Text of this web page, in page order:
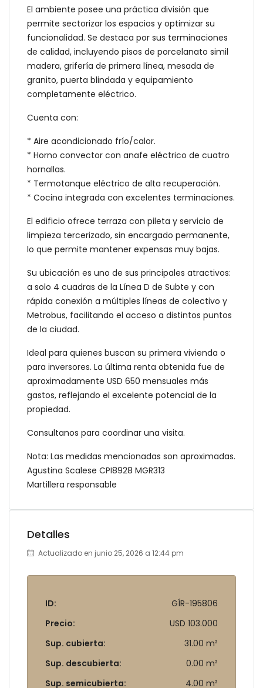
El ambiente posee una práctica división que
permite sectorizar los espacios y optimizar su
funcionalidad. Se destaca por sus terminaciones
de calidad, incluyendo pisos de porcelanato simil
madera, grifería de primera línea, mesada de
granito, puerta blindada y equipamiento
completamente eléctrico.
Cuenta con:
* Aire acondicionado frío/calor.
* Horno convector con anafe eléctrico de cuatro
hornallas.
* Termotanque eléctrico de alta recuperación.
* Cocina integrada con excelentes terminaciones.
El edificio ofrece terraza con pileta y servicio de
limpieza tercerizado, sin encargado permanente,
lo que permite mantener expensas muy bajas.
Su ubicación es uno de sus principales atractivos:
a solo 4 cuadras de la Línea D de Subte y con
rápida conexión a múltiples líneas de colectivo y
Metrobus, facilitando el acceso a distintos puntos
de la ciudad.
Ideal para quienes buscan su primera vivienda o
para inversores. La última renta obtenida fue de
aproximadamente USD 650 mensuales más
gastos, reflejando el excelente potencial de la
propiedad.
Consultanos para coordinar una visita.
Nota: Las medidas mencionadas son aproximadas.
Agustina Scalese CPI8928 MGR313
Martillera responsable
Detalles
Actualizado en junio 25, 2026 a 12:44 pm
ID:
GÍR-195806
Precio:
USD 103.000
Sup. cubierta:
31.00 m²
Sup. descubierta:
0.00 m²
Sup. semicubierta:
4.00 m²